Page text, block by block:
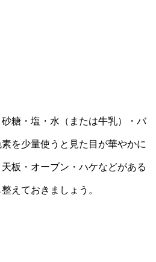
糖・塩・水（または牛乳）・バ
を少量使うと見た目が華やかに
板・オーブン・ハケなどがある
えておきましょう。